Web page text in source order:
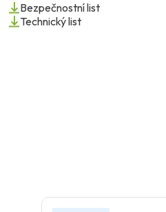
Bezpečnostní list
Technický list